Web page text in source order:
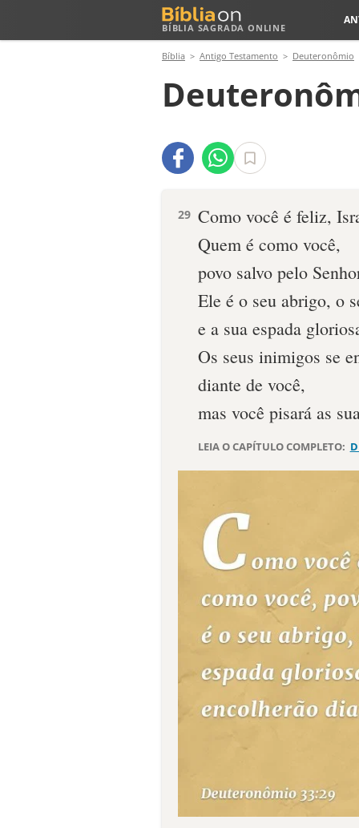
BÍBLIA SAGRADA ONLINE
Bíblia Antigo Testamento Deuteronômio
29 Como você é feliz,
Quem é como você,
povo salvo pelo
Ele é o seu abrigo, o
e a sua espada
Os seus inimigos se
diante de você,
mas você pisará as
LEIA O CAPÍTULO COMPLETO: